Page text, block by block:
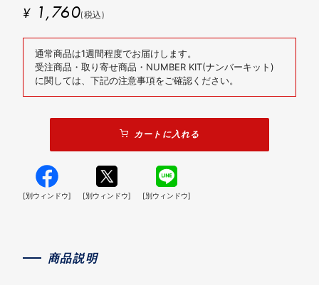
¥ 1,760(税込)
通常商品は1週間程度でお届けします。
受注商品・取り寄せ商品・NUMBER KIT(ナンバーキット)
に関しては、下記の注意事項をご確認ください。
カートに入れる
[別ウィンドウ] [別ウィンドウ] [別ウィンドウ]
商品説明